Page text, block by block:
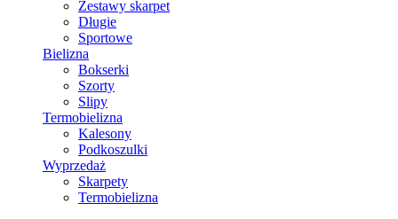
Zestawy skarpet
Długie
Sportowe
Bielizna
Bokserki
Szorty
Slipy
Termobielizna
Kalesony
Podkoszulki
Wyprzedaż
Skarpety
Termobielizna